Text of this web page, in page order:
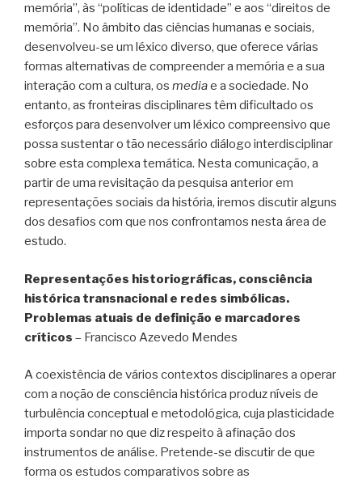
memória”, às “políticas de identidade” e aos “direitos de
memória”. No âmbito das ciências humanas e sociais,
desenvolveu-se um léxico diverso, que oferece várias
formas alternativas de compreender a memória e a sua
interação com a cultura, os mediae a sociedade. No
entanto, as fronteiras disciplinares têm dificultado os
esforços para desenvolver um léxico compreensivo que
possa sustentar o tão necessário diálogo interdisciplinar
sobre esta complexa temática. Nesta comunicação, a
partir de uma revisitação da pesquisa anterior em
representações sociais da história, iremos discutir alguns
dos desafios com que nos confrontamos nesta área de
estudo.
Representações historiográficas, consciência
histórica transnacional e redes simbólicas.
Problemas atuais de definição e marcadores
críticos – Francisco Azevedo Mendes
A coexistência de vários contextos disciplinares a operar
com a noção de consciência histórica produz níveis de
turbulência conceptual e metodológica, cuja plasticidade
importa sondar no que diz respeito à afinação dos
instrumentos de análise. Pretende-se discutir de que
forma os estudos comparativos sobre as